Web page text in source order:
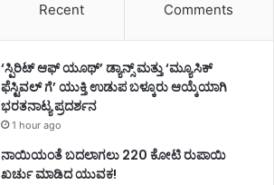
Recent Comments
‘ಸ್ಪಿರಿಟ್ ಆಫ್ ಯೂಥ್’ ಡ್ಯಾನ್ಸ್ ಮತ್ತು ‘ಮ್ಯೂಸಿಕ್
ಫೆಸ್ಟಿವಲ್ ಗೆ’ ಯುಕ್ತಿ ಉಡುಪ ಬಳ್ಕೂರು ಆಯ್ಕೆಯಾಗಿ
ಭರತನಾಟ್ಯ ಪ್ರದರ್ಶನ
1 hour ago
ನಾಯಿಯಂತೆ ಬದಲಾಗಲು 220 ಕೋಟಿ ರುಪಾಯಿ
ಖರ್ಚು ಮಾಡಿದ ಯುವಕ!